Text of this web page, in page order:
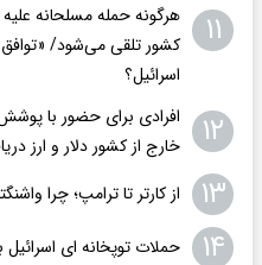
۱۱
کشور تلقی می‌شود/ «توافق
اسرائیل؟
۱۲
افرادی برای حضور با
خارج از کشور دلار و ارز
۱۳ از کارتر تا ترامپ؛ چرا
۱۴ حملات توپخانه ای اسرائیل